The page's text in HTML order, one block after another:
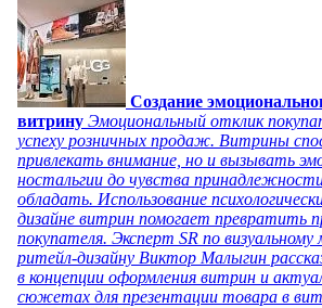
Создание
витрину Эмоциональный отклик
успеху розничных продаж. Витрины
привлекать внимание, но и вызывать
ностальгии до чувства
обладать. Использование
дизайне витрин помогает превратить
покупателя. Эксперт SR по визуальному
ритейл-дизайну Виктор Малыгин
в концепции оформления витрин и
сюжетах для презентации товара в